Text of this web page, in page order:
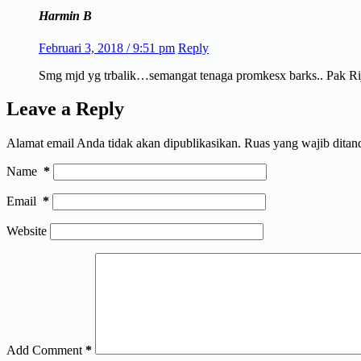
Harmin B
Februari 3, 2018 / 9:51 pm Reply
Smg mjd yg trbalik…semangat tenaga promkesx barks.. Pak
Leave a Reply
Alamat email Anda tidak akan dipublikasikan. Ruas yang wajib
Name *
Email *
Website
Add Comment *